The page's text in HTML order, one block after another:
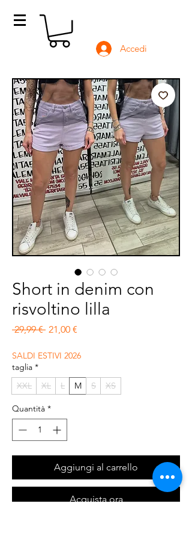
Accedi
Short in denim con
risvoltino lilla
29,99 € Prezzo regolare
21,00 €
SALDI ESTIVI 2026
taglia *
XXL
XL L M S XS
Quantità *
Aggiungi al carrello
Acquista ora